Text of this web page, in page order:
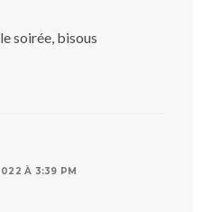
soirée, bisous
À 3:39 PM